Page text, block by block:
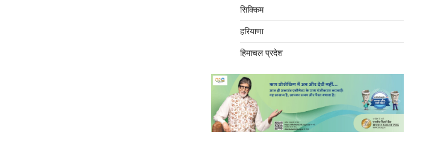
सिक्किम
हरियाणा
हिमाचल प्रदेश